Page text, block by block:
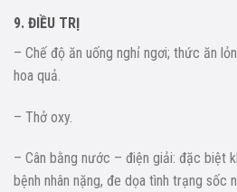
9. ĐIỀU TRỊ
– Chế độ ăn uống nghỉ ngơi; thức ăn
hoa quả.
– Thở oxy.
– Cân bằng nước – điện giải: đặc biệt
bệnh nhân nặng, đe dọa tình trạng sốc